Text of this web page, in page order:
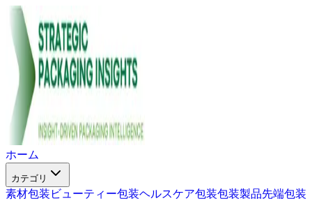
ホーム
カテゴリ
素材包装 ビューティー包装ヘルスケア包装包装製品先端包装